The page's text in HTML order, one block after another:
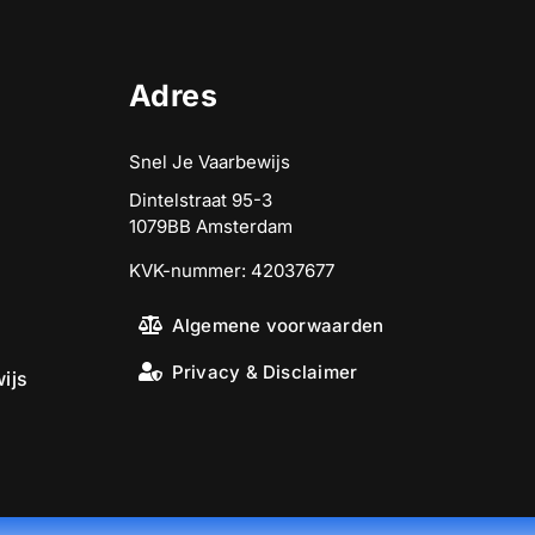
Adres
Snel Je Vaarbewijs
Dintelstraat 95-3
1079BB Amsterdam
KVK-nummer: 42037677
Algemene voorwaarden
Privacy & Disclaimer